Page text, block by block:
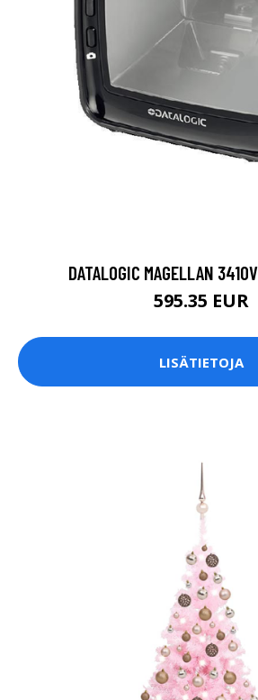
DATALOGIC MAGELLAN
595.35 EUR
LISÄTIETOJA